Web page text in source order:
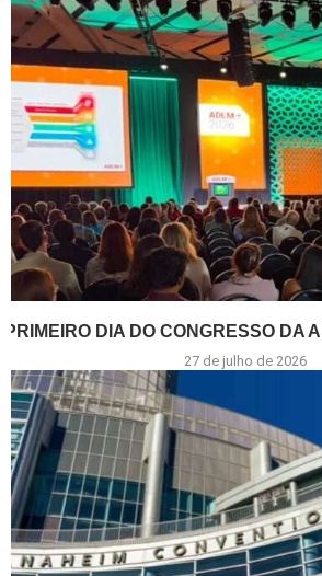
PRIMEIRO DIA DO CONGRESSO DA
27 de julho de 2026